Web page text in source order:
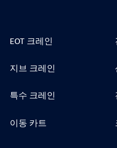
EOT 크레인
지브 크레인
특수 크레인
이동 카트